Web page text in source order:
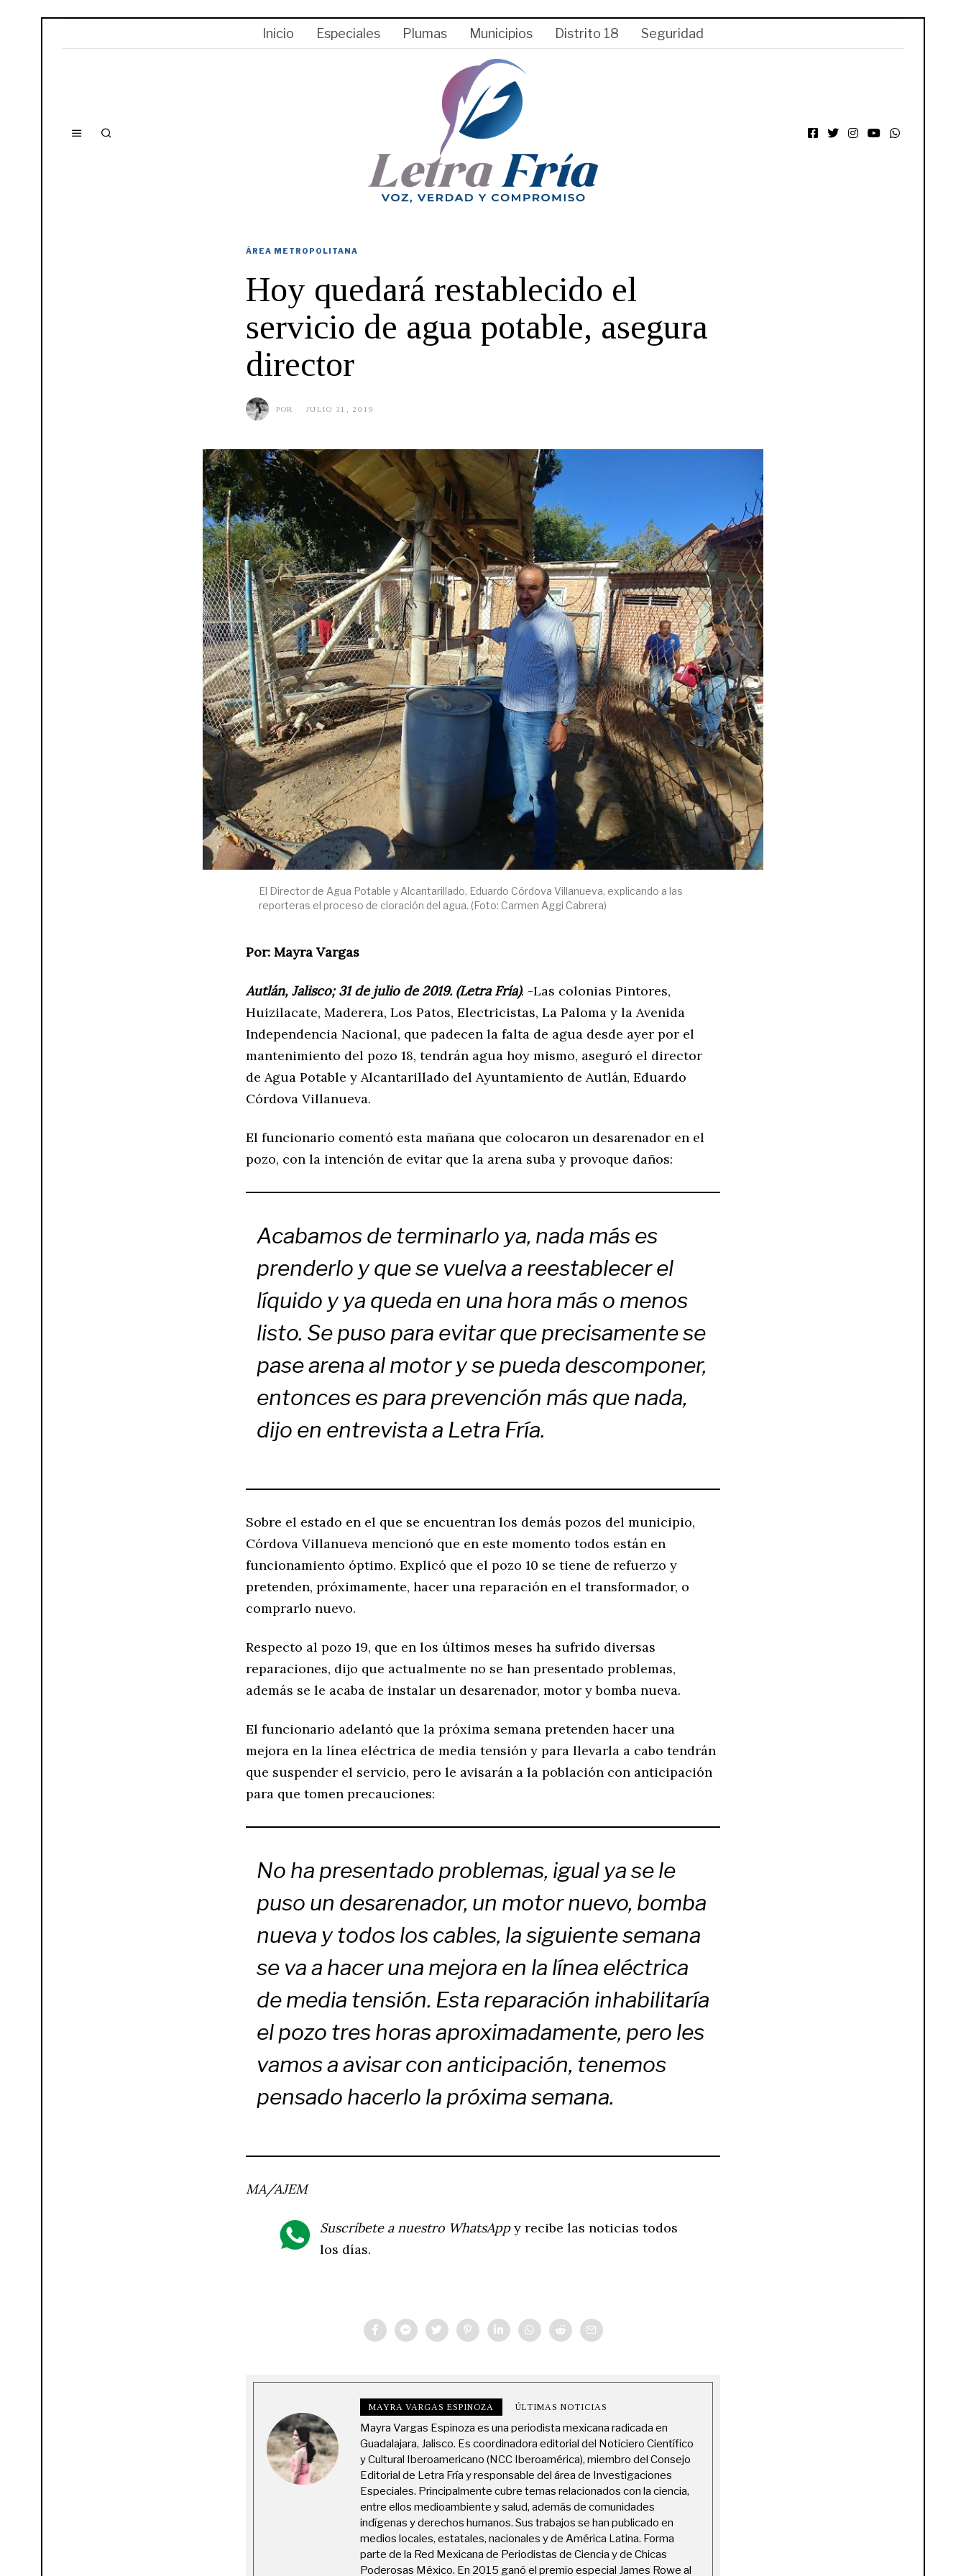
Inicio Especiales Plumas Municipios Distrito 18 Seguridad
ÁREA METROPOLITANA
Hoy quedará restablecido el
servicio de agua potable, asegura
director
POR JULIO 31, 2019
O
0
1
El Director de Agua Potable y Alcantarillado, Eduardo Córdova Villanueva, explicando a las
reporteras el proceso de cloración del agua. (Foto: Carmen Aggi Cabrera)
Por: Mayra Vargas
Autlán, Jalisco; 31 de julio de 2019. (Letra Fría). -Las colonias Pintores,
Huizilacate, Maderera, Los Patos, Electricistas, La Paloma y la Avenida
Independencia Nacional, que padecen la falta de agua desde ayer por el
mantenimiento del pozo 18, tendrán agua hoy mismo, aseguró el director
de Agua Potable y Alcantarillado del Ayuntamiento de Autlán, Eduardo
Córdova Villanueva.
El funcionario comentó esta mañana que colocaron un desarenador en el
pozo, con la intención de evitar que la arena suba y provoque daños:
Acabamos de terminarlo ya, nada más es
prenderlo y que se vuelva a reestablecer el
líquido y ya queda en una hora más o menos
listo. Se puso para evitar que precisamente se
pase arena al motor y se pueda descomponer,
entonces es para prevención más que nada,
dijo en entrevista a Letra Fría.
Sobre el estado en el que se encuentran los demás pozos del municipio,
Córdova Villanueva mencionó que en este momento todos están en
funcionamiento óptimo. Explicó que el pozo 10 se tiene de refuerzo y
pretenden, próximamente, hacer una reparación en el transformador, o
comprarlo nuevo.
Respecto al pozo 19, que en los últimos meses ha sufrido diversas
reparaciones, dijo que actualmente no se han presentado problemas,
además se le acaba de instalar un desarenador, motor y bomba nueva.
El funcionario adelantó que la próxima semana pretenden hacer una
mejora en la línea eléctrica de media tensión y para llevarla a cabo tendrán
que suspender el servicio, pero le avisarán a la población con anticipación
para que tomen precauciones:
No ha presentado problemas, igual ya se le
puso un desarenador, un motor nuevo, bomba
nueva y todos los cables, la siguiente semana
se va a hacer una mejora en la línea eléctrica
de media tensión. Esta reparación inhabilitaría
el pozo tres horas aproximadamente, pero les
vamos a avisar con anticipación, tenemos
pensado hacerlo la próxima semana.
MA/AJEM
Suscríbete a nuestro WhatsAppy recibe las noticias todos
los días.
MAYRA VARGAS ESPINOZA ÚLTIMAS NOTICIAS
Mayra Vargas Espinoza es una periodista mexicana radicada en
Guadalajara, Jalisco. Es coordinadora editorial del Noticiero Científico
y Cultural Iberoamericano (NCC Iberoamérica), miembro del Consejo
Editorial de Letra Fría y responsable del área de Investigaciones
Especiales. Principalmente cubre temas relacionados con la ciencia,
entre ellos medioambiente y salud, además de comunidades
indígenas y derechos humanos. Sus trabajos se han publicado en
medios locales, estatales, nacionales y de América Latina. Forma
parte de la Red Mexicana de Periodistas de Ciencia y de Chicas
Poderosas México. En 2015 ganó el premio especial James Rowe al